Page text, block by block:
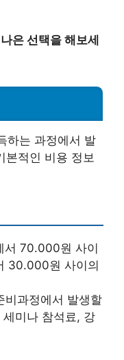
은 선택을 해보세
하는 과정에서 발
본적인 비용 정보
70.000원 사이
30.000원 사이의
비과정에서 발생할
미나 참석료, 강